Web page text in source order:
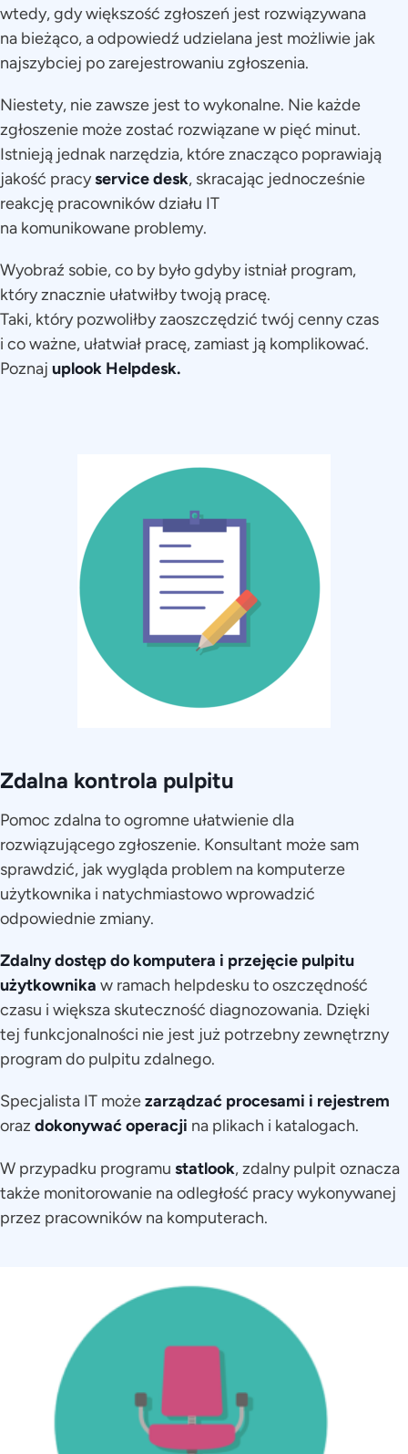
wtedy, gdy większość zgłoszeń jest rozwiązywana
na bieżąco, a odpowiedź udzielana jest możliwie jak
najszybciej po zarejestrowaniu zgłoszenia.
Niestety, nie zawsze jest to wykonalne. Nie każde
zgłoszenie może zostać rozwiązane w pięć minut.
Istnieją jednak narzędzia, które znacząco poprawiają
jakość pracyservice desk, skracając jednocześnie
reakcję pracowników działu IT
na komunikowane problemy.
Wyobraź sobie, co by było gdyby istniał program,
który znacznie ułatwiłby twoją pracę.
Taki, który pozwoliłby zaoszczędzić twój cenny czas
i co ważne, ułatwiał pracę, zamiast ją komplikować.
Poznaj uplook Helpdesk.
Zdalna kontrola pulpitu
Pomoc zdalna to ogromne ułatwienie dla
rozwiązującego zgłoszenie. Konsultant może sam
sprawdzić, jak wygląda problem na komputerze
użytkownika i natychmiastowo wprowadzić
odpowiednie zmiany.
Zdalny dostęp do komputera i przejęcie pulpitu
użytkownika w ramach helpdesku to oszczędność
czasu i większa skuteczność diagnozowania. Dzięki
tej funkcjonalności nie jest już potrzebny zewnętrzny
program do pulpitu zdalnego.
Specjalista IT możezarządzać procesami i rejestrem
oraz dokonywać operacji na plikach i katalogach.
W przypadku programu statlook, zdalny pulpit oznacza
także monitorowanie na odległość pracy wykonywanej
przez pracowników na komputerach.